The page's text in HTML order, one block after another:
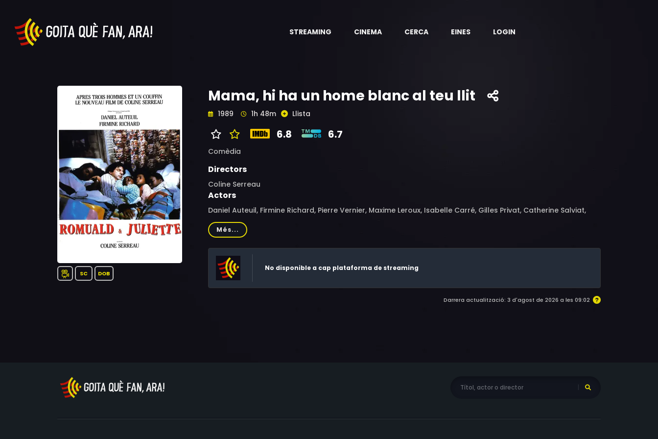
STREAMING CINEMA CERCA EINES LOGIN
SC DOB
Mama, hi ha un home blanc al teu llit
1989 1h 48m Llista
6.8 6.7
Comèdia
Directors
Coline Serreau
Actors
Daniel Auteuil, Firmine Richard, Pierre Vernier, Maxime Leroux, Isabelle Carré, Gilles Privat, Catherine Salviat,
Muriel Combeau, Alexandre Basse, Aissatou Bah, Mamadou Bah, Marina M'Boa Ngong, Sambou Tati, Nicolas
Serreau, Alain Tretout, Alain Fromager, Anne Kreis
Més...
No disponible a cap plataforma de streaming
Darrera actualització: 3 d'agost de 2026 a les 09:02